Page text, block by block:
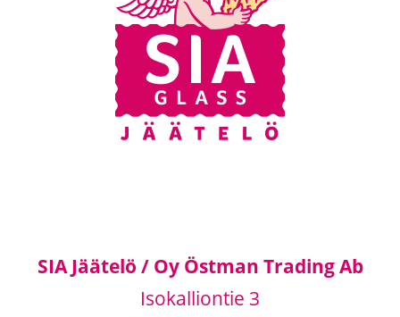
SIA Jäätelö / Oy Östman Trading Ab
Isokalliontie 3